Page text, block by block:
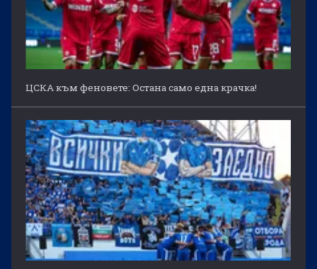
ЦСКА към феновете: Остана само една крачка!